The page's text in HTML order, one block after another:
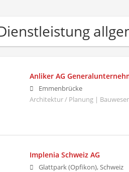
Anliker AG
Emmenbrücke
Architektur / Planung |
Implenia Schweiz AG
Glattpark (Opfikon), Schweiz